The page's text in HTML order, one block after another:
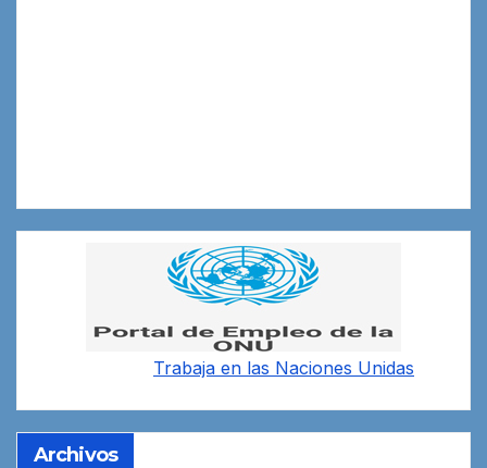
Trabaja en las Naciones Unidas
Archivos